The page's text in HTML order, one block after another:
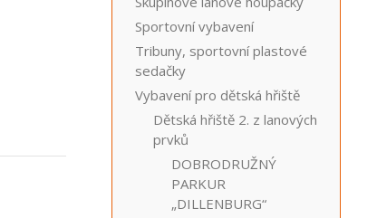
Sportovní vybavení
Tribuny, sportovní plastové
sedačky
Vybavení pro dětská hřiště
Dětská hřiště 2. z lanových
prvků
DOBRODRUŽNÝ
PARKUR
„DILLENBURG“